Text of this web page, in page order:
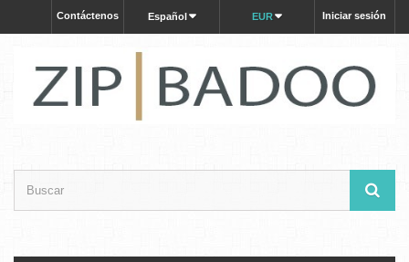
Iniciar sesión
EUR
Español
Contáctenos